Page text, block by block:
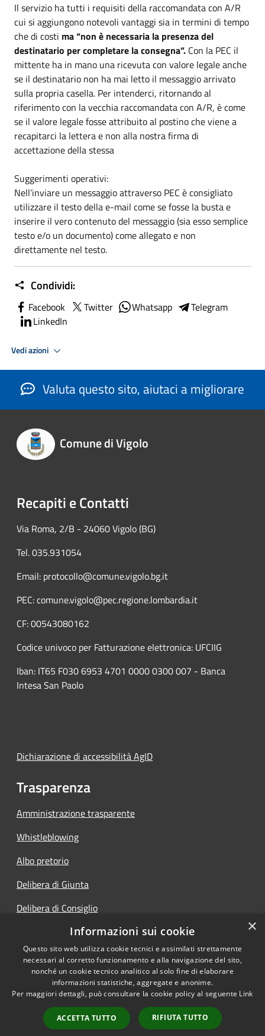
Il servizio ha tutti i requisiti della raccomandata con A/R
cui si aggiungono notevoli vantaggi sia in termini di tempo
che di costi ma “non è necessaria la presenza del
destinatario per completare la consegna”. Con la PEC il
mittente ha in mano una ricevuta con valore legale anche
se il destinatario non ha mai letto il messaggio arrivato
sulla propria casella. Per intenderci, ritornando al
riferimento con la vecchia raccomandata con A/R, è come
se il valore legale fosse attribuito al postino che viene a
recapitarci la lettera e non alla nostra firma di
accettazione della stessa
Suggerimenti operativi:
Nell’inviare un messaggio attraverso PEC è consigliato
utilizzare il testo della e-mail come se fosse la busta e
inserire il vero contenuto del messaggio (sia esso semplice
testo e/o un documento) come allegato e non
direttamente nel testo.
Condividi:
Facebook Twitter Whatsapp
Telegram
LinkedIn
Vedi azioni
Valuta questo sito, aiutaci a migliorare
Comune di Vigolo
Recapiti e Contatti
Via Roma, 2/B - 24060 Vigolo (BG)
Tel. 035.931054
Email: protocollo@comune.vigolo.bg.it
PEC: comune.vigolo@pec.regione.lombardia.it
CF: 00543080162
Codice univoco per Fatturazione elettronica: UFCIIG
Iban: IT65 F030 6953 4701 0000 0300 007 - Banca
Intesa San Paolo
Dichiarazione di accessibilità AgID
Trasparenza
Amministrazione trasparente
Whistleblowing
Albo pretorio
Delibera di Giunta
Delibera di Consiglio
RSS
Accessibilità
Copyright © 2026 • Comune di
Municipium•
Accesso
redazione
×
Informazioni sui cookie
Questo sito web utilizza cookie tecnici e assimilati strettamente
necessari al corretto funzionamento e alla navigazione del sito,
nonché un cookie tecnico analitico al solo fine di elaborare
informazioni statistiche, aggregate e anonime.
Per maggiori dettagli, può consultare la cookie policy al seguente Link
ACCETTA TUTTO RIFIUTA TUTTO